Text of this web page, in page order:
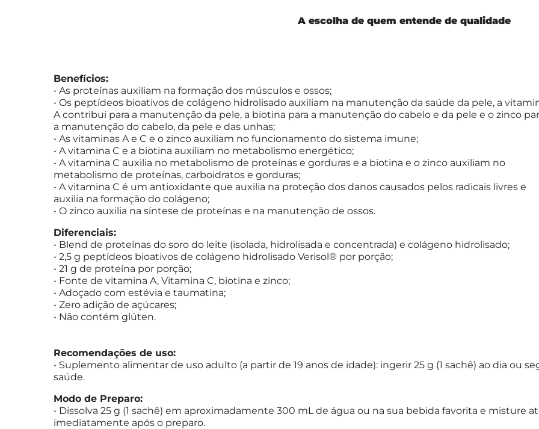
A escolha de quem entende de qualidade
Benefícios:
• As proteínas auxiliam na formação dos músculos e ossos;
• Os peptídeos bioativos de colágeno hidrolisado auxiliam na manutenção da saúde da pele, a
A contribui para a manutenção da pele, a biotina para a manutenção do cabelo e da pele e o zinco
a manutenção do cabelo, da pele e das unhas;
• As vitaminas A e C e o zinco auxiliam no funcionamento do sistema imune;
• A vitamina C e a biotina auxiliam no metabolismo energético;
• A vitamina C auxilia no metabolismo de proteínas e gorduras e a biotina e o zinco auxiliam no
metabolismo de proteínas, carboidratos e gorduras;
• A vitamina C é um antioxidante que auxilia na proteção dos danos causados pelos radicais livres e
auxilia na formação do colágeno;
• O zinco auxilia na síntese de proteínas e na manutenção de ossos.
Diferenciais:
• Blend de proteínas do soro do leite (isolada, hidrolisada e concentrada) e colágeno hidrolisado;
• 2,5 g peptídeos bioativos de colágeno hidrolisado Verisol® por porção;
• 21 g de proteína por porção;
• Fonte de vitamina A, Vitamina C, biotina e zinco;
• Adoçado com estévia e taumatina;
• Zero adição de açúcares;
• Não contém glúten.
Recomendações de uso:
• Suplemento alimentar de uso adulto (a partir de 19 anos de idade): ingerir 25 g (1 sachê) ao dia ou
saúde.
Modo de Preparo:
• Dissolva 25 g (1 sachê) em aproximadamente 300 mL de água ou na sua bebida favorita e misture
imediatamente após o preparo.